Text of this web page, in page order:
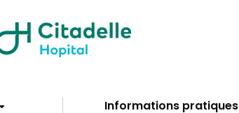
Informations pratiques